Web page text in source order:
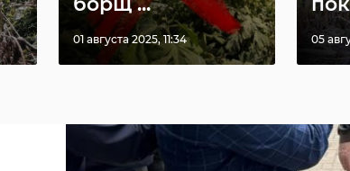
01 августа 2025, 11:34 05